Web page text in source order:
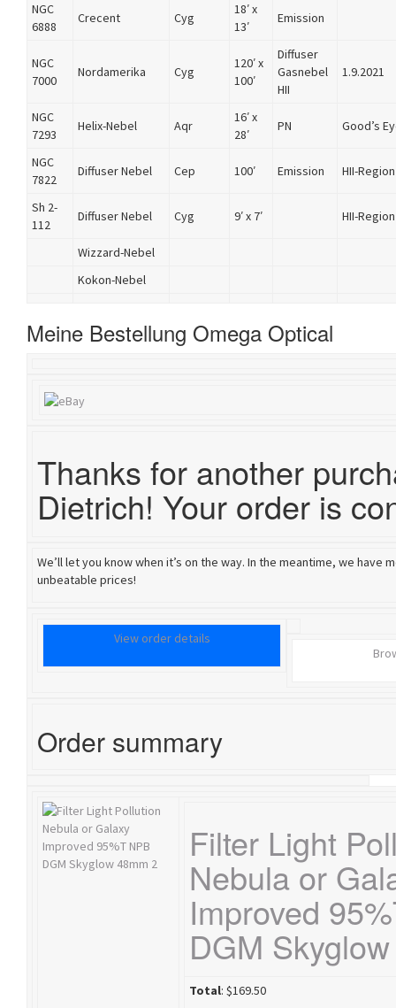
NGC
6888
Crecent Cyg
18′ x
13′
Emission
NGC
7000
Nordamerika Cyg
120′ x
100′
Diffuser
Gasnebel
HII
1.9.2021
NGC
7293
Helix-Nebel Aqr
16′ x
28′
PN Good’s
NGC
7822
Diffuser Nebel Cep 100′ Emission HII-Region
Sh 2-
112
Diffuser Nebel Cyg 9′ x 7′ HII-Region
Wizzard-Nebel
Kokon-Nebel
Meine Bestellung Omega Optical
Thanks for another
Dietrich! Your order is
We’ll let you know when it’s on the way. In the meantime, we have
unbeatable prices!
View order details
Order summary
Filter Light
Nebula or
Improved
DGM
Total: $169.50